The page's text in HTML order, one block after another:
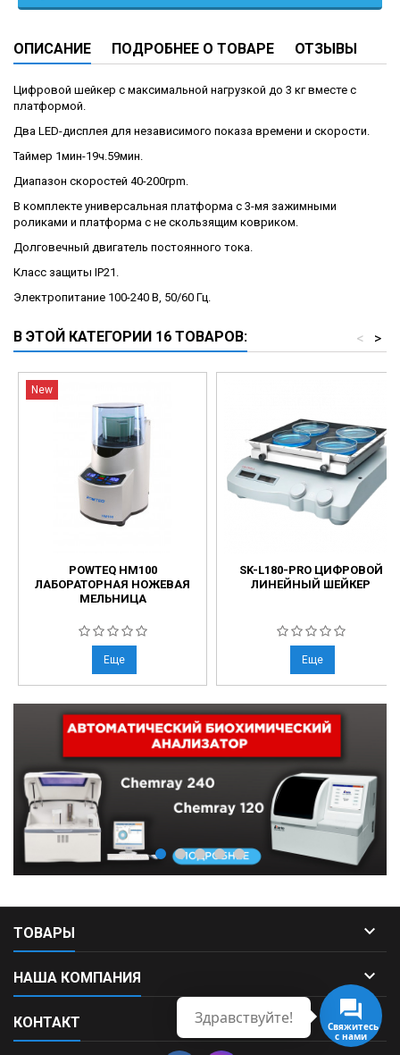
ОПИСАНИЕ ПОДРОБНЕЕ О ТОВАРЕ ОТЗЫВЫ
Цифровой шейкер с максимальной нагрузкой до 3 кг вместе с
платформой.
Два LED-дисплея для независимого показа времени и скорости.
Таймер 1мин-19ч.59мин.
Диапазон скоростей 40-200rpm.
В комплекте универсальная платформа с 3-мя зажимными
роликами и платформа с не скользящим ковриком.
Долговечный двигатель постоянного тока.
Класс защиты IP21.
Электропитание 100-240 В, 50/60 Гц.
В ЭТОЙ КАТЕГОРИИ 16 ТОВАРОВ: >
<
New
POWTEQ HM100
ЛАБОРАТОРНАЯ НОЖЕВАЯ
МЕЛЬНИЦА
Еще
SK-L180-PRO ЦИФРОВОЙ
ЛИНЕЙНЫЙ ШЕЙКЕР
Еще
ТОВАРЫ 
НАША КОМПАНИЯ 
КОНТАКТ 
Свяжитесь
с нами
Здравствуйте!